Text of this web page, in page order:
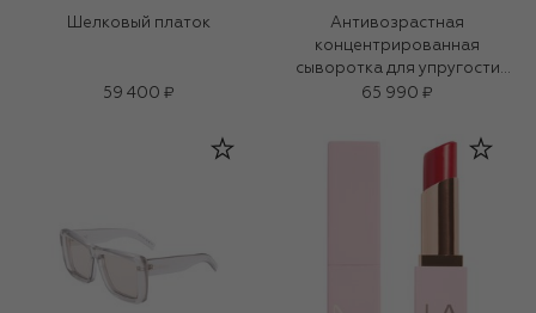
Шелковый платок
59 400 ₽
Антивозрастная
концентрированная
сыворотка для упругости
кожи (30ml)
65 990 ₽